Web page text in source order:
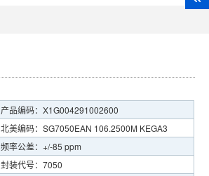
产品编码：X1G004291002600
北美编码：SG7050EAN 106.2500M KEGA3
频率公差：+/-85 ppm
封装代号：7050